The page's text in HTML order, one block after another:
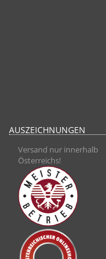
AUSZEICHNUNGEN
Versand nur innerhalb
Österreichs!